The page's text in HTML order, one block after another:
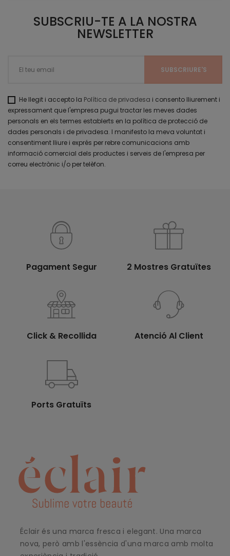
SUBSCRIU-TE A LA NOSTRA
NEWSLETTER
He llegit i accepto la Política de privadesa i consento lliurement i
expressament que l'empresa pugui tractar les meves dades
personals en els termes establerts en la política de protecció de
dades personals i de privadesa. I manifesto la meva voluntat i
consentiment lliure i exprés per rebre comunicacions amb
informació comercial dels productes i serveis de l'empresa per
correu electrònic i/o per telèfon.
Pagament Segur 2 Mostres Gratuïtes
Click & Recollida Atenció Al Client
Ports Gratuïts
Éclair és una marca fresca i elegant. Una marca
nova, però amb l'essència d'una marca amb molta